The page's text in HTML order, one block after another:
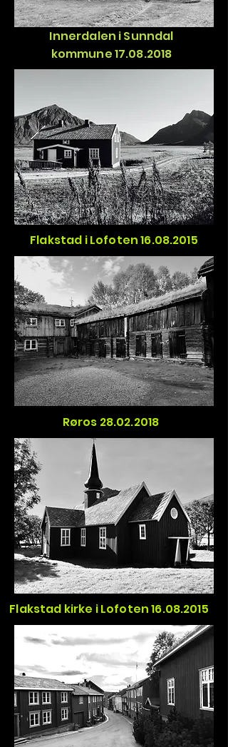
Innerdalen i Sunndal
kommune17.08.2018
Flakstad i Lofoten16.08.2015
Røros 28.02.2018
Flakstad kirke i Lofoten 16.08.2015